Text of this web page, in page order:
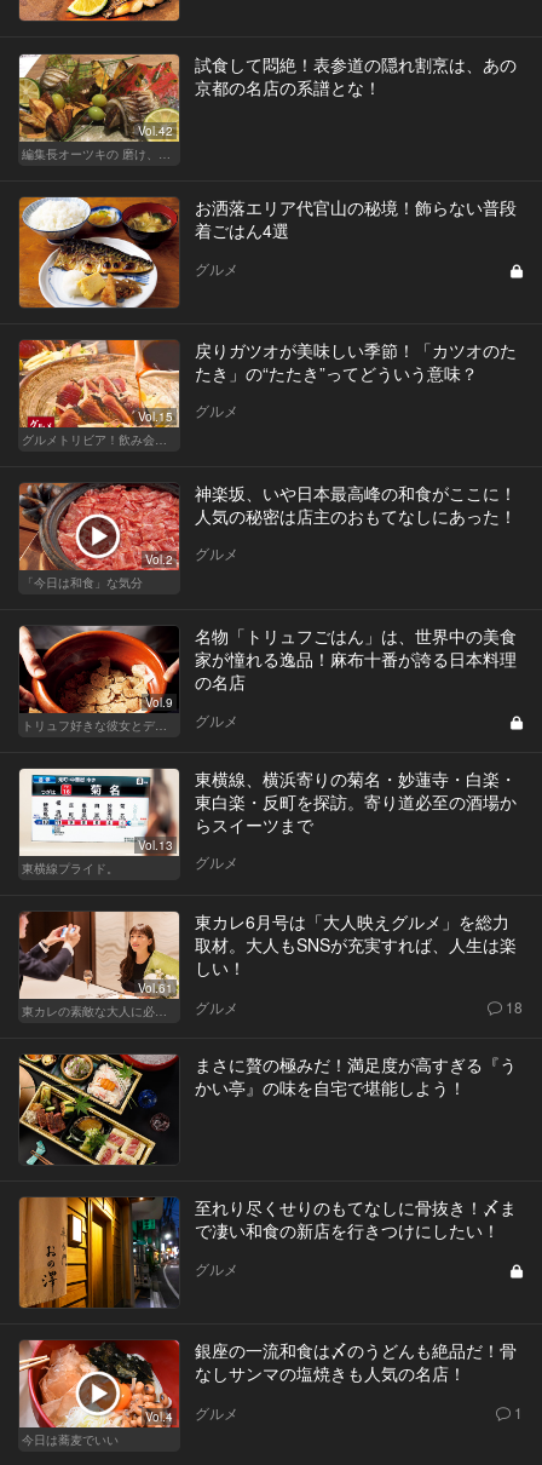
Vol.42
編集長オーツキの 磨け、バカ舌！ 学べ、オトナの遊び
試食して悶絶！表参道の隠れ割烹は、あの
京都の名店の系譜とな！
お洒落エリア代官山の秘境！飾らない普段
着ごはん4選
グルメ
Vol.15
戻りガツオが美味しい季節！「カツオのた
たき」の“たたき”ってどういう意味？
グルメ
Vol.2
「今日は和食」な気分
神楽坂、いや日本最高峰の和食がここに！
人気の秘密は店主のおもてなしにあった！
グルメ
Vol.9
名物「トリュフごはん」は、世界中の美食
家が憧れる逸品！麻布十番が誇る日本料理
の名店
グルメ
Vol.13
東横線プライド。
東横線、横浜寄りの菊名・妙蓮寺・白楽・
東白楽・反町を探訪。寄り道必至の酒場か
らスイーツまで
グルメ
Vol.61
東カレ6月号は「大人映えグルメ」を総力
取材。大人もSNSが充実すれば、人生は楽
しい！
グルメ 18
まさに贅の極みだ！満足度が高すぎる『う
かい亭』の味を自宅で堪能しよう！
至れり尽くせりのもてなしに骨抜き！〆ま
で凄い和食の新店を行きつけにしたい！
グルメ
Vol.4
今日は蕎麦でいい
銀座の一流和食は〆のうどんも絶品だ！骨
なしサンマの塩焼きも人気の名店！
グルメ 1